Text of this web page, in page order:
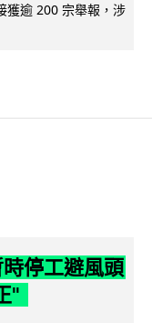
獲逾 200 宗舉報，涉
停工避風頭
"